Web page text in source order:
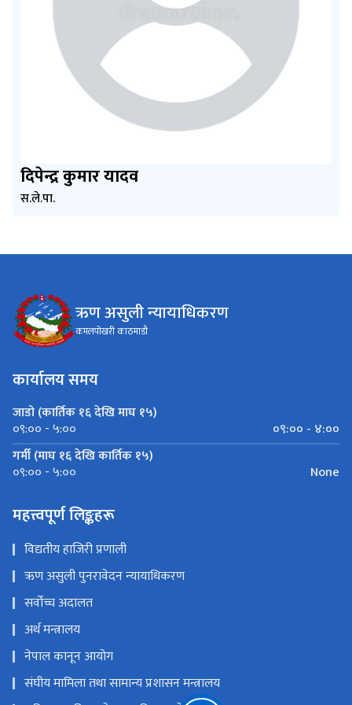
दिपेन्द्र कुमार यादव
स.ले.पा.
ऋण असुली न्यायाधिकरण
कमलपोखरी काठमाडौ
कार्यालय समय
जाडो (कार्तिक १६ देखि माघ १५)
०९:०० - ५:००
०९:०० - ४:००
गर्मी (माघ १६ देखि कार्तिक १५)
०९:०० - ५:०० None
महत्त्वपूर्ण लिङ्कहरू
विद्यतीय हाजिरी प्रणाली
ऋण असुली पुनरावेदन न्यायाधिकरण
सर्वोच्च अदालत
अर्थ मन्त्रालय
नेपाल कानून आयोग
संघीय मामिला तथा सामान्य प्रशासन मन्त्रालय